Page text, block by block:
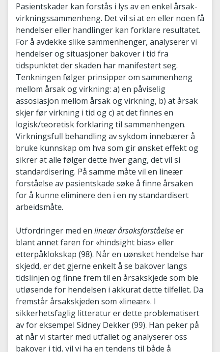
Pasientskader kan forstås i lys av en enkel årsak-
virkningssammenheng. Det vil si at en eller noen få
hendelser eller handlinger kan forklare resultatet.
For å avdekke slike sammenhenger, analyserer vi
hendelser og situasjoner bakover i tid fra
tidspunktet der skaden har manifestert seg.
Tenkningen følger prinsipper om sammenheng
mellom årsak og virkning: a) en påviselig
assosiasjon mellom årsak og virkning, b) at årsak
skjer før virkning i tid og c) at det finnes en
logisk/teoretisk forklaring til sammenhengen.
Virkningsfull behandling av sykdom innebærer å
bruke kunnskap om hva som gir ønsket effekt og
sikrer at alle følger dette hver gang, det vil si
standardisering. På samme måte vil en lineær
forståelse av pasientskade søke å finne årsaken
for å kunne eliminere den i en ny standardisert
arbeidsmåte.
Utfordringer med en lineær årsaksforståelseer
blant annet faren for «hindsight bias» eller
etterpåklokskap (98). Når en uønsket hendelse har
skjedd, er det gjerne enkelt å se bakover langs
tidslinjen og finne frem til en årsakskjede som ble
utløsende for hendelsen i akkurat dette tilfellet. Da
fremstår årsakskjeden som «lineær». I
sikkerhetsfaglig litteratur er dette problematisert
av for eksempel Sidney Dekker (99). Han peker på
at når vi starter med utfallet og analyserer oss
bakover i tid, vil vi ha en tendens til både å